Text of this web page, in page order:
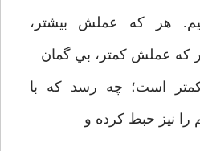
هر که عملش بيشتر،
که عملش کمتر، بي گمان
است؛ چه رسد که با
را نيز حبط کرده و